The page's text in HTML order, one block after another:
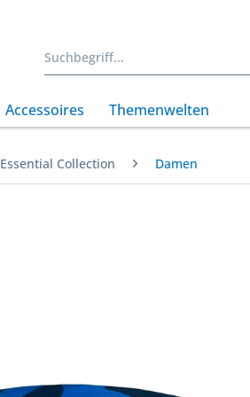
Accessoires Themenwelten
Essential Collection Damen